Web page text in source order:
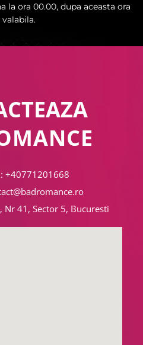
la ora 00.00, dupa aceasta ora
valabila.
+40771201668
Nr 41, Sector 5, Bucuresti